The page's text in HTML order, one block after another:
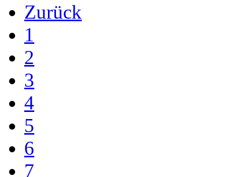
Zurück
1
2
3
4
5
6
7